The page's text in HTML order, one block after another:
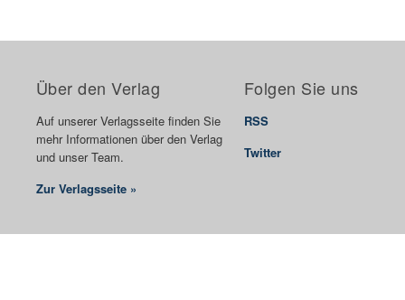
Über den Verlag
Auf unserer Verlagsseite finden Sie
mehr Informationen über den Verlag
und unser Team.
Zur Verlagsseite »
Folgen Sie uns
RSS
Twitter